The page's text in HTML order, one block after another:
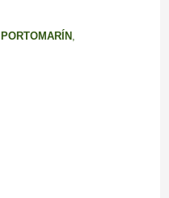
PORTOMARÍN,